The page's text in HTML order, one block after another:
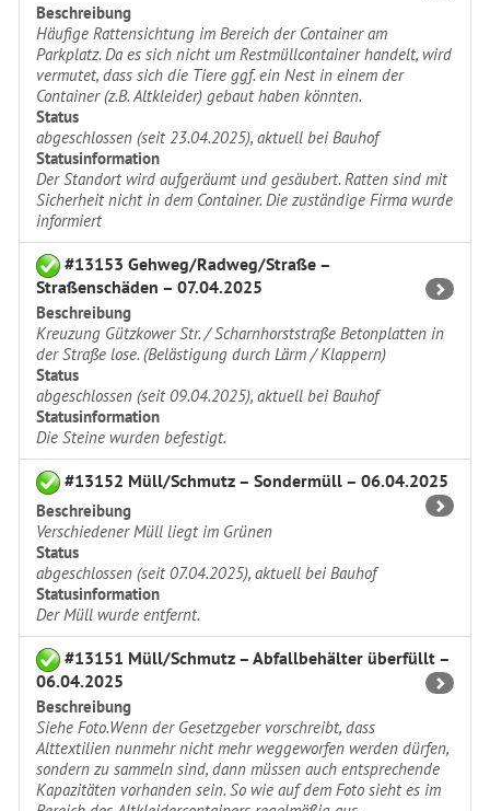
Beschreibung
Häufige Rattensichtung im Bereich der Container am
Parkplatz. Da es sich nicht um Restmüllcontainer handelt, wird
vermutet, dass sich die Tiere ggf. ein Nest in einem der
Container (z.B. Altkleider) gebaut haben könnten.
Status
abgeschlossen (seit 23.04.2025), aktuell bei Bauhof
Statusinformation
Der Standort wird aufgeräumt und gesäubert. Ratten sind mit
Sicherheit nicht in dem Container. Die zuständige Firma wurde
informiert
#13153 Gehweg/Radweg/Straße –
Straßenschäden – 07.04.2025
Beschreibung
Kreuzung Gützkower Str. / Scharnhorststraße Betonplatten in
der Straße lose. (Belästigung durch Lärm / Klappern)
Status
abgeschlossen (seit 09.04.2025), aktuell bei Bauhof
Statusinformation
Die Steine wurden befestigt.
#13152 Müll/Schmutz – Sondermüll – 06.04.2025
Beschreibung
Verschiedener Müll liegt im Grünen
Status
abgeschlossen (seit 07.04.2025), aktuell bei Bauhof
Statusinformation
Der Müll wurde entfernt.
#13151 Müll/Schmutz – Abfallbehälter überfüllt –
06.04.2025
Beschreibung
Siehe Foto.Wenn der Gesetzgeber vorschreibt, dass
Alttextilien nunmehr nicht mehr weggeworfen werden dürfen,
sondern zu sammeln sind, dann müssen auch entsprechende
Kapazitäten vorhanden sein. So wie auf dem Foto sieht es im